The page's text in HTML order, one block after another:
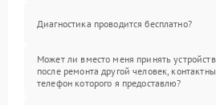
Диагностика проводится бесплатно?
Может ли вместо меня принять
после ремонта другой человек,
телефон которого я предоставлю?